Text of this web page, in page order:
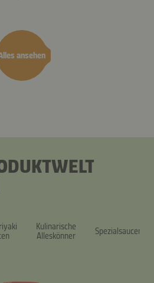
ansehen
Kulinarische
Alleskönner
Spezialsaucen